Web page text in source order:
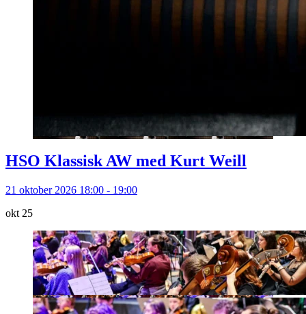
HSO Klassisk AW med Kurt Weill
21 oktober 2026 18:00 - 19:00
okt 25